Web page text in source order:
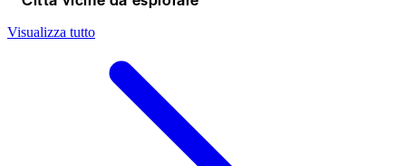
Visualizza tutto